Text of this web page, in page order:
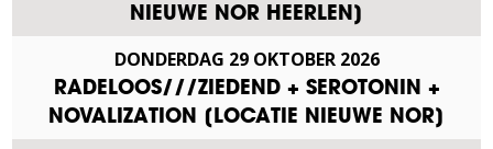
NIEUWE NOR HEERLEN]
DONDERDAG 29 OKTOBER 2026
RADELOOS///ZIEDEND + SEROTONIN +
NOVALIZATION [LOCATIE NIEUWE NOR]